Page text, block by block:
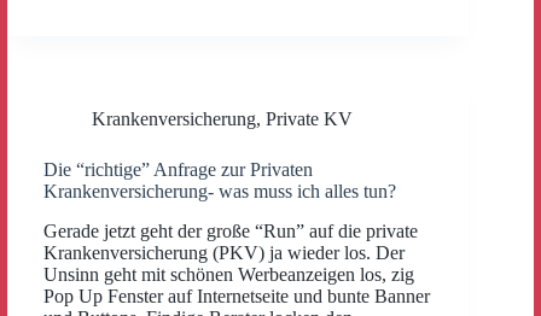
Krankenversicherung, Private KV
Die “richtige” Anfrage zur Privaten
Krankenversicherung- was muss ich alles tun?
Gerade jetzt geht der große “Run” auf die private
Krankenversicherung (PKV) ja wieder los. Der
Unsinn geht mit schönen Werbeanzeigen los, zig
Pop Up Fenster auf Internetseite und bunte Banner